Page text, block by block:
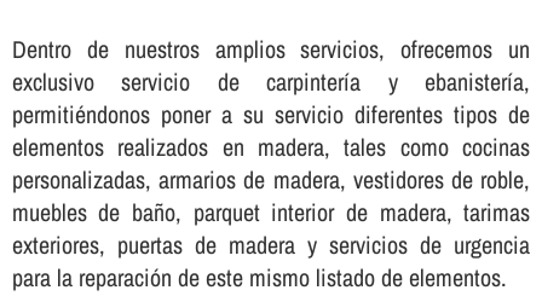
Dentro de nuestros amplios servicios, ofrecemos un
exclusivo servicio de carpinterí­a y ebanisterí­a,
permitiéndonos poner a su servicio diferentes tipos de
elementos realizados en madera, tales como cocinas
personalizadas, armarios de madera, vestidores de roble,
muebles de baño, parquet interior de madera, tarimas
exteriores, puertas de madera y servicios de urgencia
para la reparación de este mismo listado de elementos.